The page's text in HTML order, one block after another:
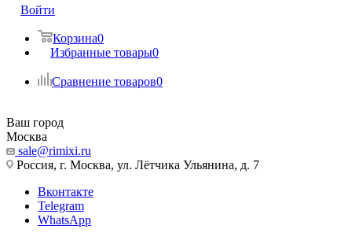
Войти
Корзина0
Избранные товары0
Сравнение товаров0
Ваш город
Москва
sale@rimixi.ru
Россия, г. Москва, ул. Лётчика Ульянина, д. 7
Вконтакте
Telegram
WhatsApp